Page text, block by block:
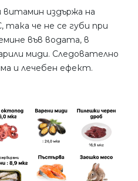
издържа на
че не се губи при
във водата, в
миди. Следователно
и лечебен ефект.